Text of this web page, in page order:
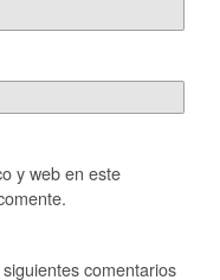
y web en este
comentarios